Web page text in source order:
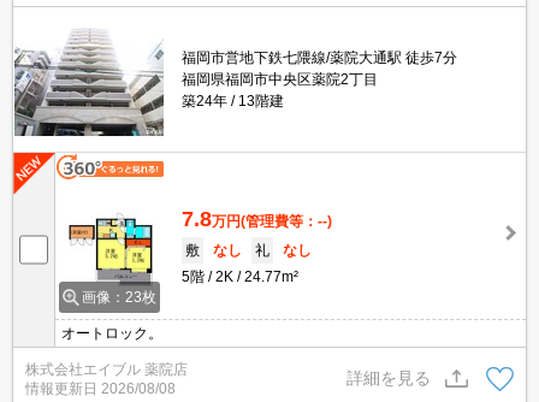
福岡市営地下鉄七隈線/薬院大通駅 徒歩7分
福岡県福岡市中央区薬院2丁目
築24年
13階建
画像：23枚
7.8万円(管理費等：--)
敷
なし 礼
なし
5階
2K 24.77m²
オートロック。
株式会社エイブル 薬院店
情報更新日 2026/08/08
詳細を見る